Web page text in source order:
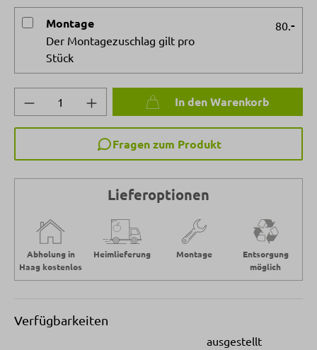
Montage
Der Montagezuschlag gilt pro
Stück
80.-
Produkt Anzahl: Gib den gewünschten
In den Warenkorb
Fragen zum Produkt
Lieferoptionen
Abholung in
Haag kostenlos
Heimlieferung Montage
Entsorgung
möglich
Verfügbarkeiten
ausgestellt